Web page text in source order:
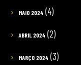
MAIO 2024 (4)
ABRIL 2024 (2)
MARÇO 2024 (3)